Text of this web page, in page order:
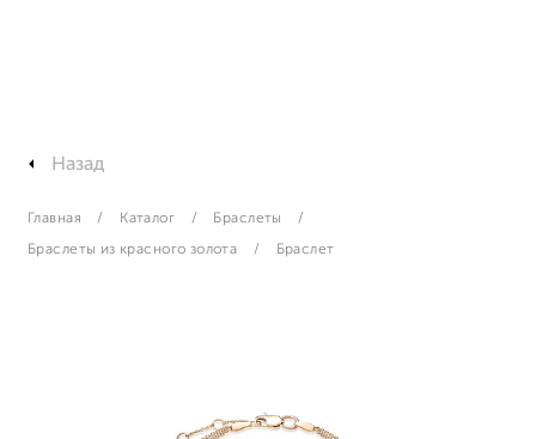
Назад
Главная Каталог Браслеты
Браслеты из красного золота Браслет